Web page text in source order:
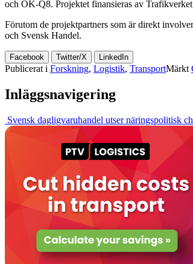
och OK-Q8. Projektet finansieras av
Förutom de projektpartners som är direkt
och Svensk Handel.
Facebook Twitter/X LinkedIn
Publicerat i Forskning, Logistik, TransportMärkt
Inläggsnavigering
Svensk dagligvaruhandel utser näringspolitisk